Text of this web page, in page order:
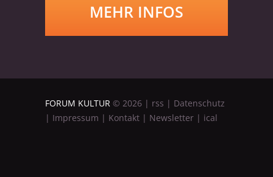
MEHR INFOS
FORUM KULTUR © 2026 | rss | Datenschutz
| Impressum | Kontakt | Newsletter | ical